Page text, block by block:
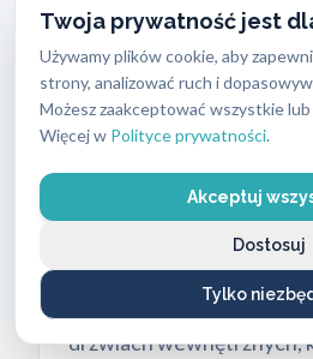
Twoja prywatność jest
Używamy plików cookie, aby
strony, analizować ruch i
Możesz zaakceptować wszystkie
Więcej w Polityce prywatności.
Akceptuj
Tylko
Dostosuj
ślusarska, obejmująca
kosztuje od 250 PLN do
Ostateczna kwota zależy
skomplikowania
doliczyć cenę wybranego
Wkładki o średnim
bezpieczeństwa to
420 PLN. Sprawdzają się
drzwiach wewnętrznych,